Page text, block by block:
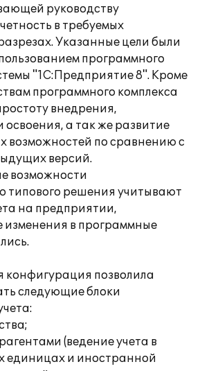
руководству
в требуемых
Указанные цели были
программного
"1С:Предприятие 8". Кроме
программного комплекса
внедрения,
освоения, а так же развитие
возможностей по сравнению с
версий.
возможности
типового решения учитывают
на предприятии,
изменения в программные
конфигурация позволила
следующие блоки
(ведение учета в
единицах и иностранной